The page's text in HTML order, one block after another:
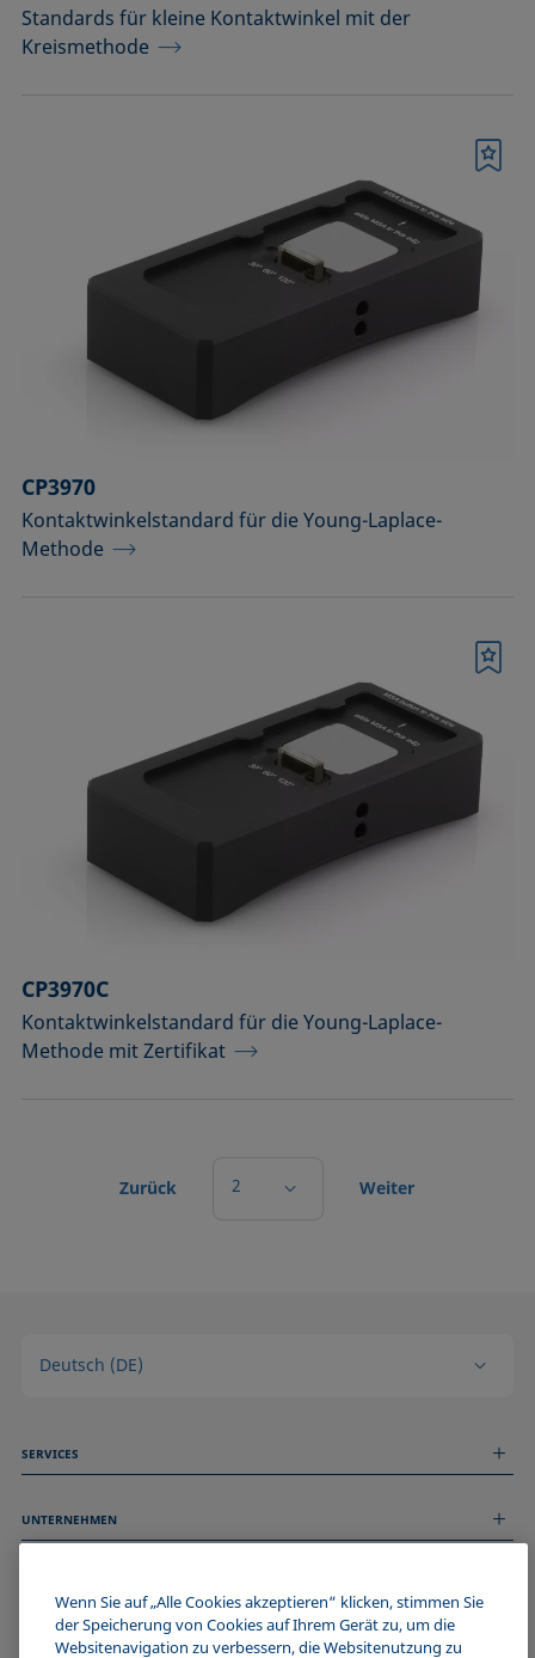
Standards für kleine Kontaktwinkel mit der
Kreismethode
CP3970
Kontaktwinkelstandard für die Young-Laplace-
Methode
CP3970C
Kontaktwinkelstandard für die Young-Laplace-
Methode mit Zertifikat
Zurück 2 Weiter
Deutsch (DE)
SERVICES
Technischer Service
UNTERNEHMEN
Stellenangebote
Events
Impressum
WERDE TEIL DER KRÜSS COMMUNITY
Wenn Sie auf „Alle Cookies akzeptieren“ klicken, stimmen Sie
der Speicherung von Cookies auf Ihrem Gerät zu, um die
Websitenavigation zu verbessern, die Websitenutzung zu